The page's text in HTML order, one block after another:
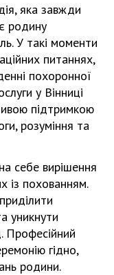
яка завжди
родину
У такі моменти
питаннях,
похоронної
у Вінниці
підтримкою
розуміння та
себе вирішення
із похованням.
уникнути
Професійний
гідно,
родини.